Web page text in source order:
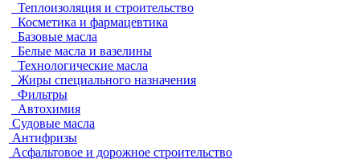
Теплоизоляция и строительство
Косметика и фармацевтика
Базовые масла
Белые масла и вазелины
Технологические масла
Жиры специального назначения
Фильтры
Автохимия
Судовые масла
Антифризы
Асфальтовое и дорожное строительство